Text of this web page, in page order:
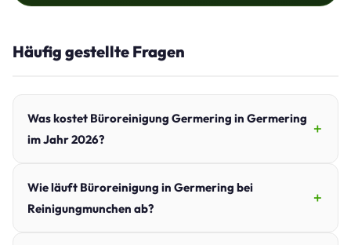
Häufig gestellte Fragen
Was kostet Büroreinigung Germering in Germering
im Jahr 2026?
Wie läuft Büroreinigung in Germering bei
Reinigungmunchen ab?